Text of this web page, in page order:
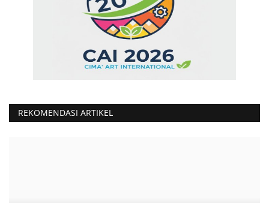
REKOMENDASI ARTIKEL